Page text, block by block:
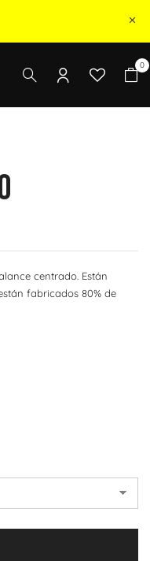
0
centrado. Están
fabricados 80% de